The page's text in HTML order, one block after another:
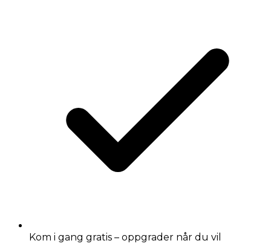
Kom i gang gratis – oppgrader når du vil